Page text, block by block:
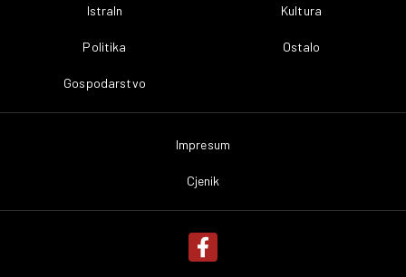
IstraIn
Politika
Gospodarstvo
Kultura
Ostalo
Impresum
Cjenik